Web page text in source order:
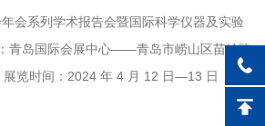
会系列学术报告会暨国际科学仪器及实验
青岛国际会展中心——青岛市崂山区苗岭路
展览时间：2024 年 4 月 12 日—13 日（周